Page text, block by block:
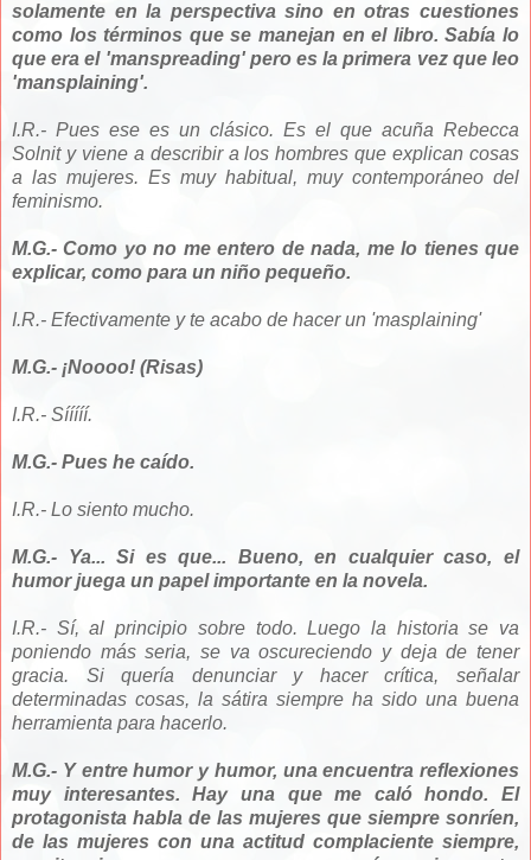
solamente en la perspectiva sino en otras cuestiones
como los términos que se manejan en el libro. Sabía lo
que era el 'manspreading' pero es la primera vez que leo
'mansplaining'.
I.R.- Pues ese es un clásico. Es el que acuña Rebecca
Solnit y viene a describir a los hombres que explican cosas
a las mujeres. Es muy habitual, muy contemporáneo del
feminismo.
M.G.- Como yo no me entero de nada, me lo tienes que
explicar, como para un niño pequeño.
I.R.- Efectivamente y te acabo de hacer un 'masplaining'
M.G.- ¡Noooo! (Risas)
I.R.- Sííííí.
M.G.- Pues he caído.
I.R.- Lo siento mucho.
M.G.- Ya... Si es que... Bueno, en cualquier caso, el
humor juega un papel importante en la novela.
I.R.- Sí, al principio sobre todo. Luego la historia se va
poniendo más seria, se va oscureciendo y deja de tener
gracia. Si quería denunciar y hacer crítica, señalar
determinadas cosas, la sátira siempre ha sido una buena
herramienta para hacerlo.
M.G.- Y entre humor y humor, una encuentra reflexiones
muy interesantes. Hay una que me caló hondo. El
protagonista habla de las mujeres que siempre sonríen,
de las mujeres con una actitud complaciente siempre,